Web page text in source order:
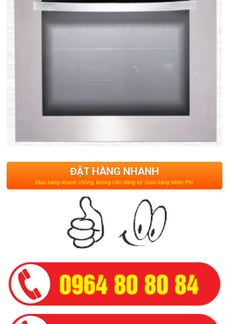
ĐẶT HÀNG NHANH
Mua hàng nhanh chóng, không cần đăng ký. Giao hàng Miễn Phí